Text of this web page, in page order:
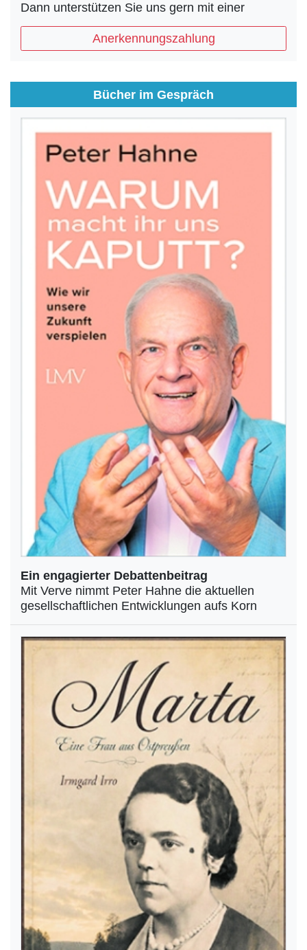
Dann unterstützen Sie uns gern mit einer
Anerkennungszahlung
Bücher im Gespräch
Ein engagierter Debattenbeitrag
Mit Verve nimmt Peter Hahne die aktuellen
gesellschaftlichen Entwicklungen aufs Korn